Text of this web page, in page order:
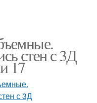
стен с 3Д
17